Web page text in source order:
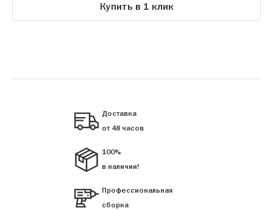
Купить в 1 клик
Доставка
от 48 часов
100%
в наличии!
Профессиональная
сборка